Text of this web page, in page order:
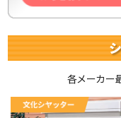
各メーカー